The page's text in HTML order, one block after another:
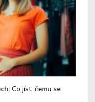
Co jíst, čemu se